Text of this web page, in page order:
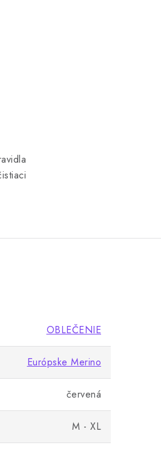
OBLEČENIE
Európske Merino
červená
M - XL